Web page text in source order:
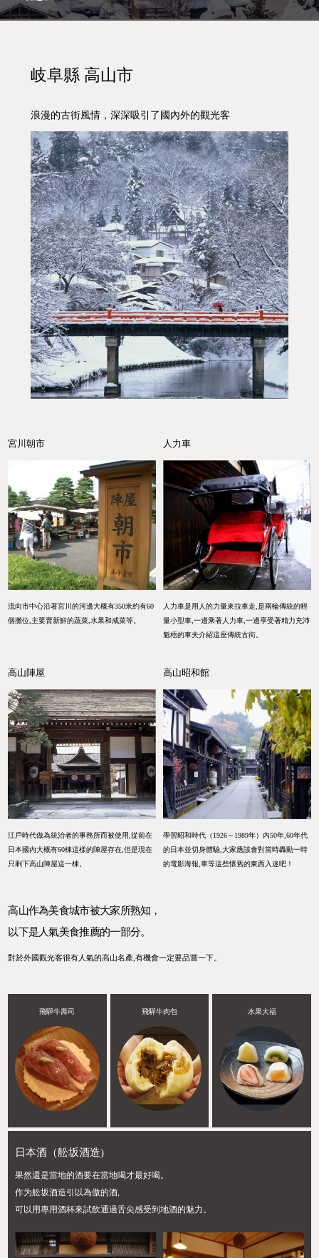
岐阜縣 高山市
浪漫的古街風情，深深吸引了國內外的觀光客
宮川朝市
流向市中心沿著宮川的河邊大概有350米約有60
個攤位,主要賣新鮮的蔬菜,水果和咸菜等。
人力車
人力車是用人的力量來拉車走,是兩輪傳統的輕
量小型車,一邊乘著人力車,一邊享受著精力充沛
魁梧的車夫介紹這座傳統古街。
高山陣屋
江戶時代做為統治者的事務所而被使用,從前在
日本國內大概有60棟這樣的陣屋存在,但是現在
只剩下高山陣屋這一棟。
高山昭和館
學習昭和時代（1926～1989年）內50年,60年代
的日本並切身體驗,大家應該會對當時轟動一時
的電影海報,車等這些懷舊的東西入迷吧！
高山作為美食城市被大家所熟知，
以下是人氣美食推薦的一部分。
對於外國觀光客很有人氣的高山名產,有機會一定要品嘗一下。
飛驒牛壽司 飛驒牛肉包 水果大福
日本酒（舩坂酒造)
果然還是當地的酒要在當地喝才最好喝。
作为舩坂酒造引以為傲的酒,
可以用專用酒杯來試飲通過舌尖感受到地酒的魅力。